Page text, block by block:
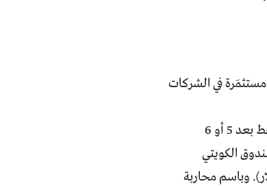
كبيرة مستثمَرة في الشركات
ترامب يريد بكلّ بساطة أن يمتصّ قسماً من هذا الفائض المالي قبل أن يعود ويرتفع سعر النفط بعد 5 أو 6
الكويتي
ككلفة حرب للإدارة الأميركية (نحو 100 مليار دولار). وباسم محاربة